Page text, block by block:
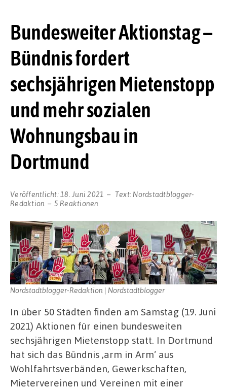
Bundesweiter Aktionstag –
Bündnis fordert
sechsjährigen Mietenstopp
und mehr sozialen
Wohnungsbau in
Dortmund
Veröffentlicht: 18. Juni 2021 Text: Nordstadtblogger-
Redaktion
5 Reaktionen
Nordstadtblogger-Redaktion | Nordstadtblogger
In über 50 Städten finden am Samstag (19. Juni
2021) Aktionen für einen bundesweiten
sechsjährigen Mietenstopp statt. In Dortmund
hat sich das Bündnis ‚arm in Arm‘ aus
Wohlfahrtsverbänden, Gewerkschaften,
Mietervereinen und Vereinen mit einer